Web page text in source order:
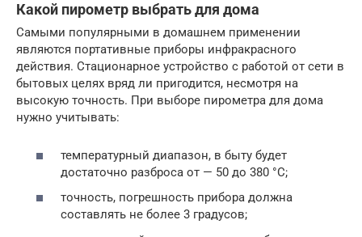
Какой пирометр выбрать для дома
Самыми популярными в домашнем применении
являются портативные приборы инфракрасного
действия. Стационарное устройство с работой от сети в
бытовых целях вряд ли пригодится, несмотря на
высокую точность. При выборе пирометра для дома
нужно учитывать:
температурный диапазон, в быту будет
достаточно разброса от — 50 до 380 °С;
точность, погрешность прибора должна
составлять не более 3 градусов;